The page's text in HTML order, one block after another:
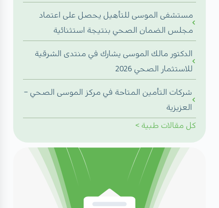
مستشفى الموسى للتأهيل يحصل على اعتماد
مجلس الضمان الصحي بنتيجة استثنائية
الدكتور مالك الموسى يشارك في منتدى الشرقية
للاستثمار الصحي 2026
شركات التأمين المتاحة في مركز الموسى الصحي –
العزيزية
كل مقالات طبية >